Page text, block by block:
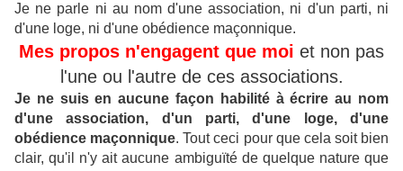
Je ne parle ni au nom d'une association, ni d'un parti, ni
d'une loge, ni d'une obédience maçonnique.
Mes propos n'engagent que moi et non pas
l'une ou l'autre de ces associations.
Je ne suis en aucune façon habilité à écrire au nom
d'une association, d'un parti, d'une loge, d'une
obédience maçonnique.Tout ceci pour que cela soit bien
clair, qu'il n'y ait aucune ambiguïté de quelque nature que